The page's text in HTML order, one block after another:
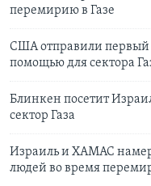
перемирию в Газе
США отправили первый
помощью для сектора
Блинкен посетит
сектор Газа
Израиль и ХАМАС
людей во время